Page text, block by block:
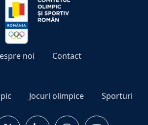
noi Contact
Jocuri olimpice Sporturi